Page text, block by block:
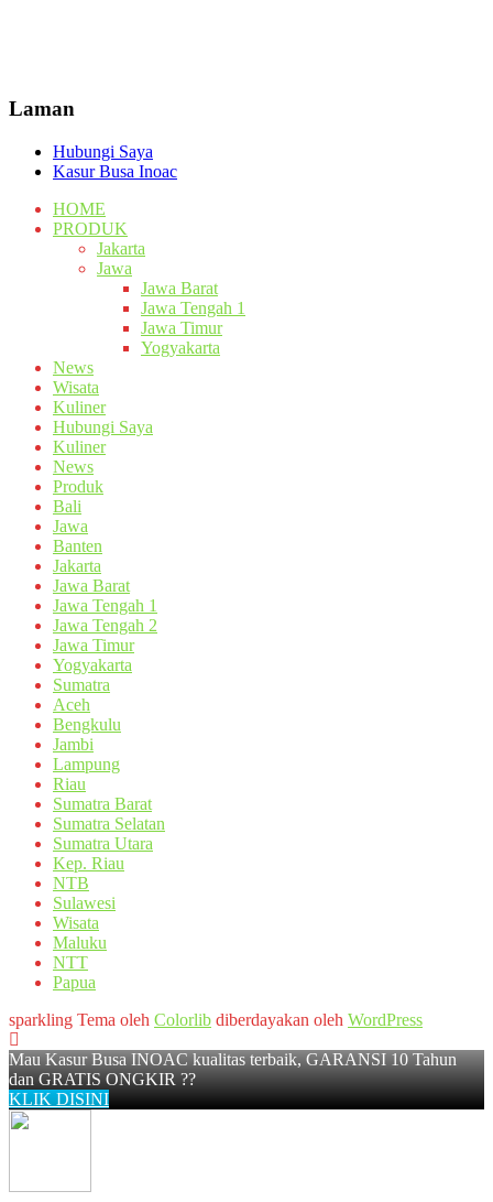
Laman
Hubungi Saya
Kasur Busa Inoac
HOME
PRODUK
Jakarta
Jawa
Jawa Barat
Jawa Tengah 1
Jawa Timur
Yogyakarta
News
Wisata
Kuliner
Hubungi Saya
Kuliner
News
Produk
Bali
Jawa
Banten
Jakarta
Jawa Barat
Jawa Tengah 1
Jawa Tengah 2
Jawa Timur
Yogyakarta
Sumatra
Aceh
Bengkulu
Jambi
Lampung
Riau
Sumatra Barat
Sumatra Selatan
Sumatra Utara
Kep. Riau
NTB
Sulawesi
Wisata
Maluku
NTT
Papua
sparkling Tema oleh Colorlib diberdayakan oleh WordPress
Mau Kasur Busa INOAC kualitas terbaik, GARANSI 10 Tahun
dan GRATIS ONGKIR ??
KLIK DISINI